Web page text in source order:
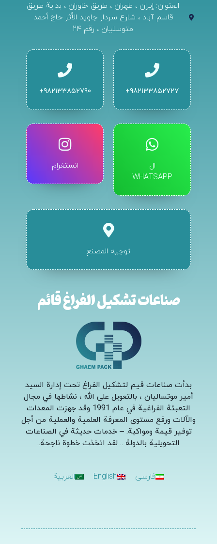
العنوان: إيران ، طهران ، طريق خاوران ، بداية طريق
قاسم آباد ، شارع سردار جاويد الأثر حاج أحمد
متوسليان ، رقم 24
۹۸۲۱۳۳۸۵۲۷۲۷+ ۹۸۲۱۳۳۸۵۲۷۹۰+
ال
WHATSAPP
انستغرام
توجيه المصنع
صناعات تشكيل الفراغ قائم
بدأت صناعات قيم لتشكيل الفراغ تحت إدارة السيد
أمير موتساليان ، بالتعويل على الله ، نشاطها في مجال
التعبئة الفراغية في عام 1991 وقد جهزت المعدات
والآلات ورفع مستوى المعرفة العلمية والعملية من أجل
توفير قيمة ومواكبة. – خدمات حديثة في الصناعات
التحويلية بالدولة .. لقد اتخذت خطوة ناجحة..
فارسی English العربية